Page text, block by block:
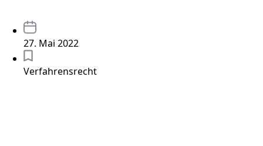
27. Mai 2022
Verfahrensrecht